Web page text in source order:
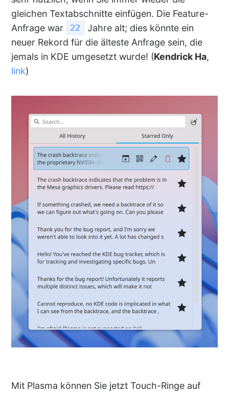
gleichen Textabschnitte einfügen. Die Feature-
Anfrage war
22
Jahre alt; dies könnte ein
neuer Rekord für die älteste Anfrage sein, die
jemals in KDE umgesetzt wurde! (Kendrick Ha,
link)
Mit Plasma können Sie jetzt Touch-Ringe auf